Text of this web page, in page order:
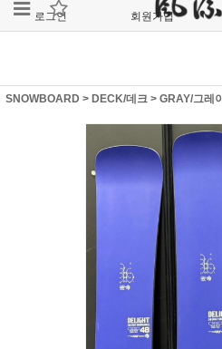
로그인 회원가입
SNOWBOARD > DECK/데크 > GRAY/그레이